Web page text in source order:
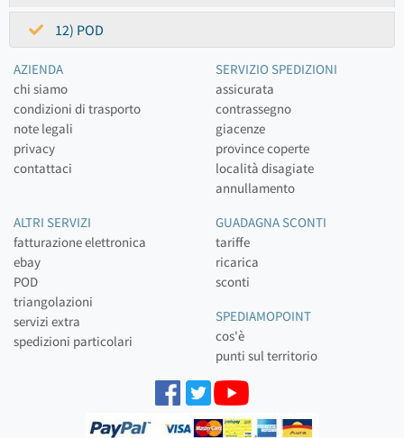
12) POD
AZIENDA
chi siamo
condizioni di trasporto
note legali
privacy
contattaci
SERVIZIO SPEDIZIONI
assicurata
contrassegno
giacenze
province coperte
località disagiate
annullamento
ALTRI SERVIZI
fatturazione elettronica
ebay
POD
triangolazioni
servizi extra
spedizioni particolari
GUADAGNA SCONTI
tariffe
ricarica
sconti
SPEDIAMOPOINT
cos'è
punti sul territorio